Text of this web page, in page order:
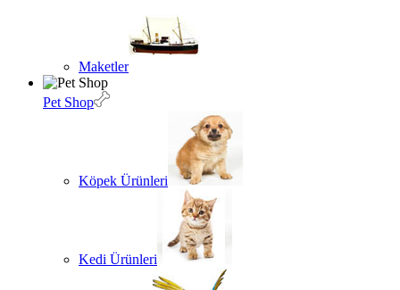
Maketler
Pet Shop
Köpek Ürünleri
Kedi Ürünleri